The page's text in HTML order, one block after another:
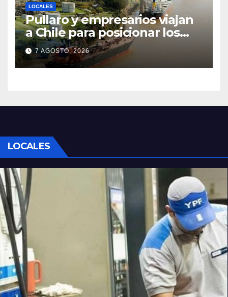
LOCALES
Pullaro y empresarios viajan
a Chile para posicionar los
puertos del sur de Santa Fe
como salida para las
exportaciones mineras
7 AGOSTO, 2026
LOCALES